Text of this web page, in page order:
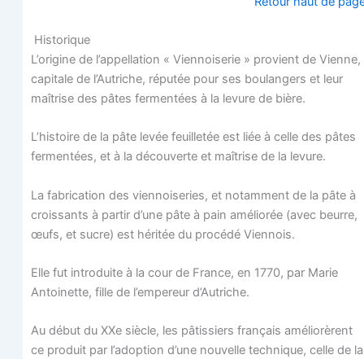
Historique
L’origine de l’appellation « Vien­noi­se­rie » pro­vient de Vienne,
capi­tale de l’Autriche, répu­tée pour ses bou­lan­gers et leur
maî­trise des pâtes fer­men­tées à la levure de bière.
L’histoire de la pâte levée feuille­tée est liée à celle des pâtes
fer­men­tées, et à la décou­verte et maî­trise de la levure.
La fabri­ca­tion des vien­noi­se­ries, et notam­ment de la pâte à
crois­sants à par­tir d’une pâte à pain amé­lio­rée (avec beurre,
œufs, et sucre) est héri­tée du pro­cé­dé Viennois.
Elle fut intro­duite à la cour de France, en 1770, par Marie
Antoi­nette, fille de l’empereur d’Autriche.
Au début du XXe siècle, les pâtis­siers fran­çais amé­lio­rèrent
ce pro­duit par l’adoption d’une nou­velle tech­nique, celle de la